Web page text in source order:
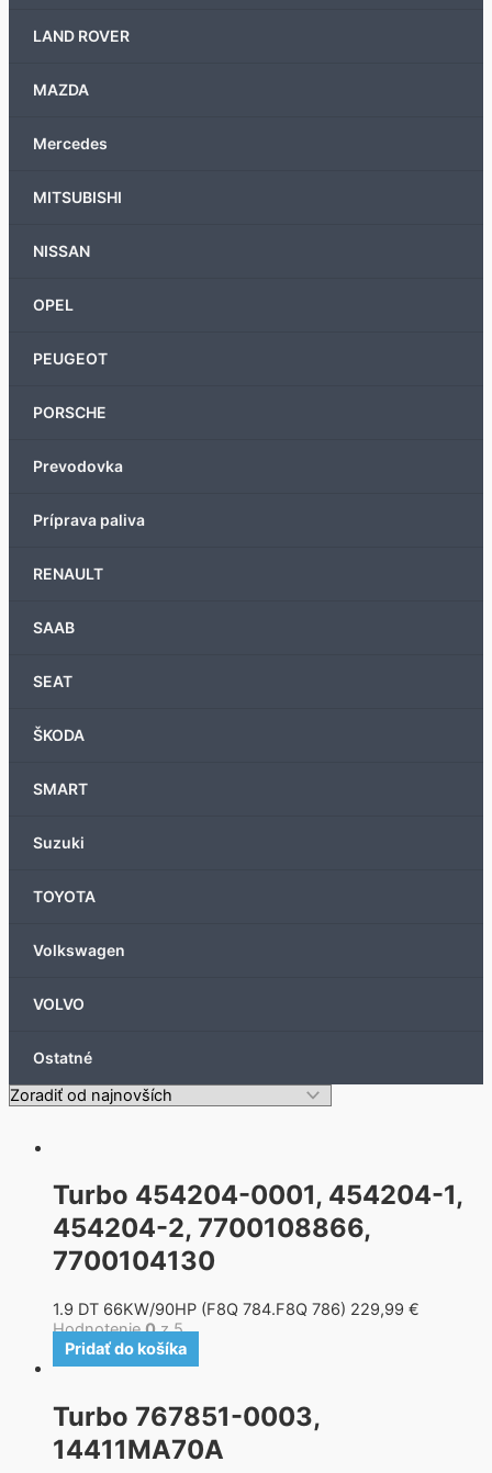
LAND ROVER
MAZDA
Mercedes
MITSUBISHI
NISSAN
OPEL
PEUGEOT
PORSCHE
Prevodovka
Príprava paliva
RENAULT
SAAB
SEAT
ŠKODA
SMART
Suzuki
TOYOTA
Volkswagen
VOLVO
Ostatné
Turbo 454204-0001, 454204-1,
454204-2, 7700108866,
7700104130
1.9 DT 66KW/90HP (F8Q 784.F8Q 786) 229,99 €
Hodnotenie0z 5
Pridať do košíka
Turbo 767851-0003,
14411MA70A